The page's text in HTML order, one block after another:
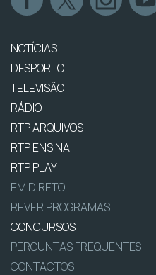
NOTÍCIAS
DESPORTO
TELEVISÃO
RÁDIO
RTP ARQUIVOS
RTP ENSINA
RTP PLAY
EM DIRETO
REVER PROGRAMAS
CONCURSOS
PERGUNTAS FREQUENTES
CONTACTOS